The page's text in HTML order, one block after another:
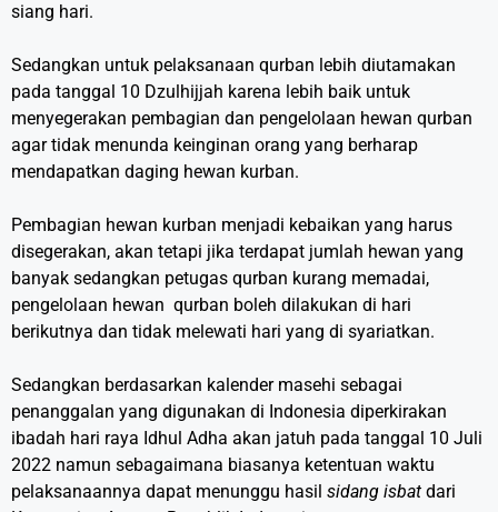
siang hari.
Sedangkan untuk pelaksanaan qurban lebih diutamakan
pada tanggal 10 Dzulhijjah karena lebih baik untuk
menyegerakan pembagian dan pengelolaan hewan qurban
agar tidak menunda keinginan orang yang berharap
mendapatkan daging hewan kurban.
Pembagian hewan kurban menjadi kebaikan yang harus
disegerakan, akan tetapi jika terdapat jumlah hewan yang
banyak sedangkan petugas qurban kurang memadai,
pengelolaan hewan qurban boleh dilakukan di hari
berikutnya dan tidak melewati hari yang di syariatkan.
Sedangkan berdasarkan kalender masehi sebagai
penanggalan yang digunakan di Indonesia diperkirakan
ibadah hari raya Idhul Adha akan jatuh pada tanggal 10 Juli
2022 namun sebagaimana biasanya ketentuan waktu
pelaksanaannya dapat menunggu hasil sidang isbat dari